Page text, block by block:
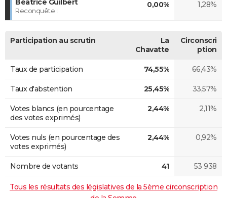
Béatrice Guilbert
Reconquête !
0,00% 1,28%
Participation au scrutin
La
Chavatte
Circonscri
ption
Taux de participation 74,55% 66,43%
Taux d'abstention 25,45% 33,57%
Votes blancs (en pourcentage
des votes exprimés)
2,44% 2,11%
Votes nuls (en pourcentage des
votes exprimés)
2,44% 0,92%
Nombre de votants 41 53 938
Tous les résultats des législatives de la 5ème circonscription